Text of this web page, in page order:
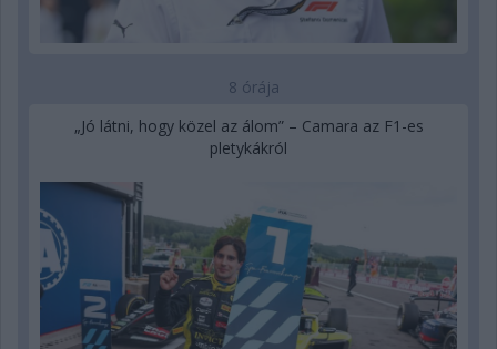
8 órája
„Jó látni, hogy közel az álom” – Camara az F1-es
pletykákról